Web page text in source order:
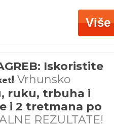
Više
Iskoristite
! Vrhunsko
ruku, trbuha i
i 2 tretmana po
REZULTATE!